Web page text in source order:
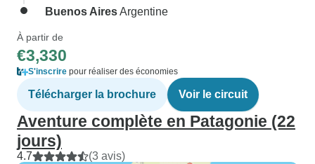
Buenos AiresArgentine
À partir de
€3,330
S'inscrire pour réaliser des économies
Télécharger la brochure Voir le circuit
Aventure complète en Patagonie (22
jours)
4.7 (3 avis)